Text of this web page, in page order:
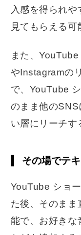
入感を得られ
見てもらえる可
また、
やInstagramの
で、YouTube
のまま他の
い層にリーチす
その場でテ
YouTube ショ
た後、そのまま
能で、お好きな